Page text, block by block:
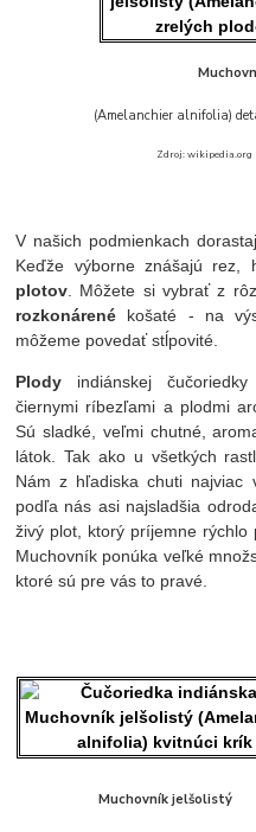
(Amelanchier alnifolia)
Zdroj:
V našich podmienkach
Keďže výborne znášajú rez,
plotov. Môžete si vybrať z
rozkonárené košaté - na
môžeme povedať stĺpovité.
Plody indiánskej
čiernymi ríbezľami a plodmi
Sú sladké, veľmi chutné,
látok. Tak ako u všetkých
Nám z hľadiska chuti najviac
podľa nás asi najsladšia
živý plot, ktorý príjemne
Muchovník ponúka veľké
ktoré sú pre vás to pravé.
Muchovník jelšolistý